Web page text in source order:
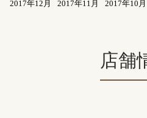
2017年12月
2017年11月 2017年10月
店舗